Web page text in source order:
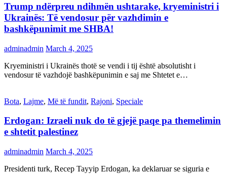
Trump ndërpreu ndihmën ushtarake, kryeministri i
Ukrainës: Të vendosur për vazhdimin e
bashkëpunimit me SHBA!
adminadmin March 4, 2025
Kryeministri i Ukrainës thotë se vendi i tij është absolutisht i
vendosur të vazhdojë bashkëpunimin e saj me Shtetet e…
Bota, Lajme, Më të fundit, Rajoni, Speciale
Erdogan: Izraeli nuk do të gjejë paqe pa themelimin
e shtetit palestinez
adminadmin March 4, 2025
Presidenti turk, Recep Tayyip Erdogan, ka deklaruar se siguria e